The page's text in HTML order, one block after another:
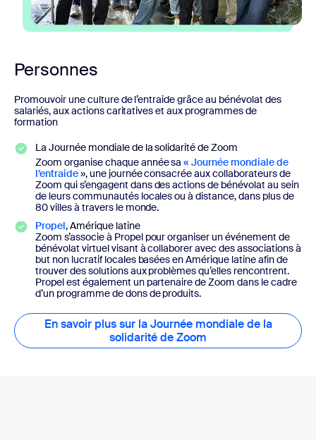
Personnes
Promouvoir une culture de l’entraide grâce au bénévolat des
salariés, aux actions caritatives et aux programmes de
formation
La Journée mondiale de la solidarité de Zoom
Zoom organise chaque année sa« Journée mondiale de
l’entraide», une journée consacrée aux collaborateurs de
Zoom qui s’engagent dans des actions de bénévolat au sein
de leurs communautés locales ou à distance, dans plus de
80 villes à travers le monde.
Propel, Amérique latine
Zoom s’associe à Propel pour organiser un événement de
bénévolat virtuel visant à collaborer avec des associations à
but non lucratif locales basées en Amérique latine afin de
trouver des solutions aux problèmes qu’elles rencontrent.
Propel est également un partenaire de Zoom dans le cadre
d’un programme de dons de produits.
En savoir plus sur la Journée mondiale de la
solidarité de Zoom En savoir plus sur